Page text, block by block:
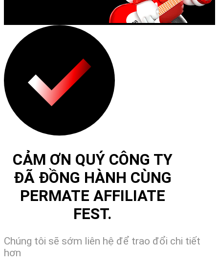
CẢM ƠN QUÝ CÔNG TY
ĐÃ ĐỒNG HÀNH CÙNG
PERMATE AFFILIATE
FEST.
Chúng tôi sẽ sớm liên hệ để trao đổi chi tiết
hơn